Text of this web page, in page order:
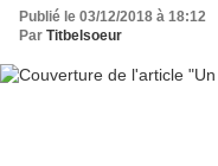
Publié le 03/12/2018 à 18:12
Par Titbelsoeur